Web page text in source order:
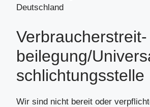
Deutschland
Verbraucher­streit­
beilegung/
schlichtungs­stelle
Wir sind nicht bereit oder